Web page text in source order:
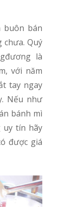
chưa. Quý
là
với năm
tay ngay
Nếu như
bánh mì
uy tín hãy
được giá